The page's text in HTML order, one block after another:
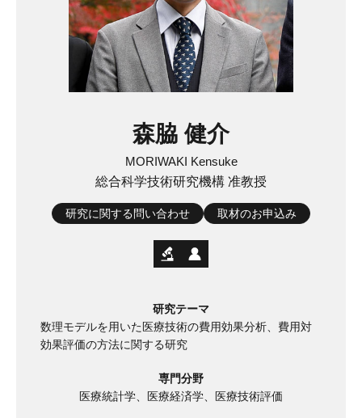
森脇 健介
MORIWAKI Kensuke
総合科学技術研究機構 准教授
研究に関する問い合わせ 取材のお申込み
研究テーマ
数理モデルを用いた医療技術の費用効果分析、費用対
効果評価の方法に関する研究
専門分野
医療統計学、医療経済学、医療技術評価